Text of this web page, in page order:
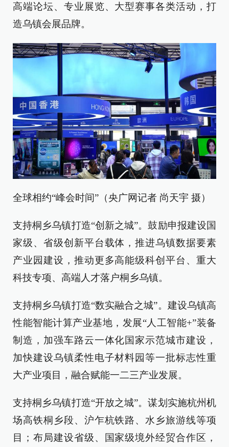
高端论坛、专业展览、大型赛事各类活动，打
造乌镇会展品牌。
全球相约“峰会时间”（央广网记者 尚天宇 摄）
支持桐乡乌镇打造“创新之城”。鼓励申报建设国
家级、省级创新平台载体，推进乌镇数据要素
产业园建设，推动更多高能级科创平台、重大
科技专项、高端人才落户桐乡乌镇。
支持桐乡乌镇打造“数实融合之城”。建设乌镇高
性能智能计算产业基地，发展“人工智能+”装备
制造，加强车路云一体化国家示范城市建设，
加快建设乌镇柔性电子材料园等一批标志性重
大产业项目，融合赋能一二三产业发展。
支持桐乡乌镇打造“开放之城”。谋划实施杭州机
场高铁桐乡段、沪乍杭铁路、水乡旅游线等项
目；布局建设省级、国家级境外经贸合作区，